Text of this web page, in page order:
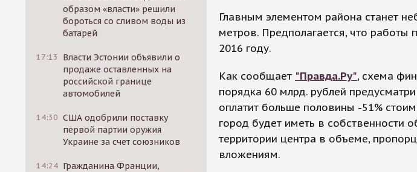
образом «власти» решили
бороться со сливом воды из
батарей
17:13
Власти Эстонии объявили о
продаже оставленных на
российской границе
автомобилей
14:30 США одобрили поставку
первой партии оружия
Украине за счет союзников
14:24 Гражданина Франции,
Главным элементом района станет
метров. Предполагается, что работы
2016 году.
Как сообщает "Правда.Ру", схема
порядка 60 млрд. рублей
оплатит больше половины -51%
город будет иметь в собственности
территории центра в объеме,
вложениям.